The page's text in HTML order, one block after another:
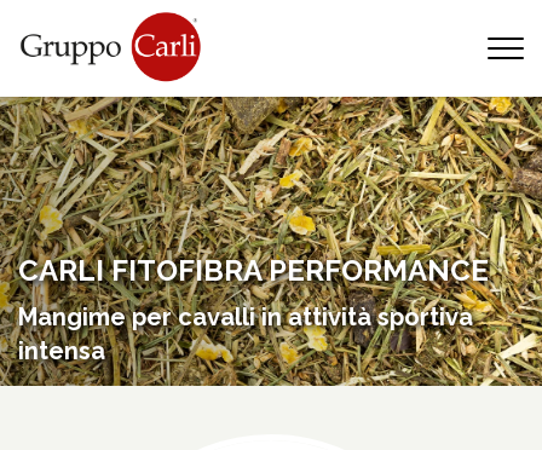
T—info@gruppocarli.com
CARLI FITOFIBRA PERFORMANCE
Mangime per cavalli in attività sportiva
intensa